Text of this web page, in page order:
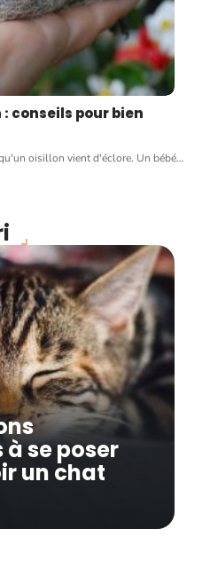
conseils pour bien
oisillon vient d'éclore. Un bébé…
se poser
un chat